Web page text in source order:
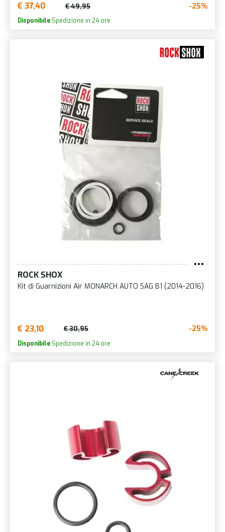
€ 37,40 € 49,95 -25%
Disponibile Spedizione in 24 ore
ROCK SHOX
Kit di Guarnizioni Air MONARCH AUTO SAG B1 (2014-2016)
€ 23,10 € 30,95 -25%
Disponibile Spedizione in 24 ore